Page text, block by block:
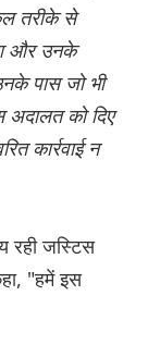
तरीके से
और उनके
पास जो भी
अदालत को दिए
कार्रवाई न
रही जस्टिस
"हमें इस